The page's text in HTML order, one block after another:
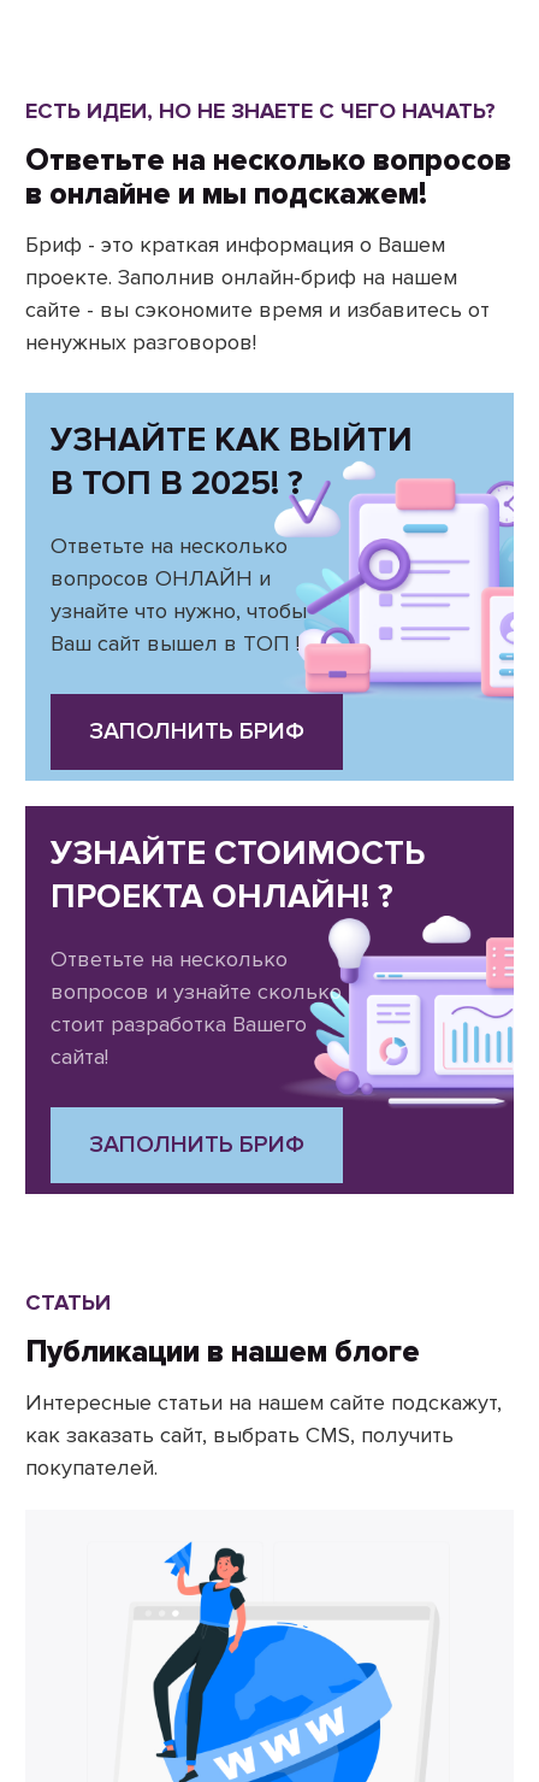
ЕСТЬ ИДЕИ, НО НЕ ЗНАЕТЕ С ЧЕГО НАЧАТЬ?
Ответьте на несколько вопросов
в онлайне и мы подскажем!
Бриф - это краткая информация о Вашем
проекте. Заполнив онлайн-бриф на нашем
сайте - вы сэкономите время и избавитесь от
ненужных разговоров!
УЗНАЙТЕ КАК ВЫЙТИ
В ТОП В 2025! ?
Ответьте на несколько
вопросов ОНЛАЙН и
узнайте что нужно, чтобы
Ваш сайт вышел в ТОП !
ЗАПОЛНИТЬ БРИФ
УЗНАЙТЕ СТОИМОСТЬ
ПРОЕКТА ОНЛАЙН! ?
Ответьте на несколько
вопросов и узнайте сколько
стоит разработка Вашего
сайта!
ЗАПОЛНИТЬ БРИФ
СТАТЬИ
Публикации в нашем блоге
Интересные статьи на нашем сайте подскажут,
как заказать сайт, выбрать CMS, получить
покупателей.